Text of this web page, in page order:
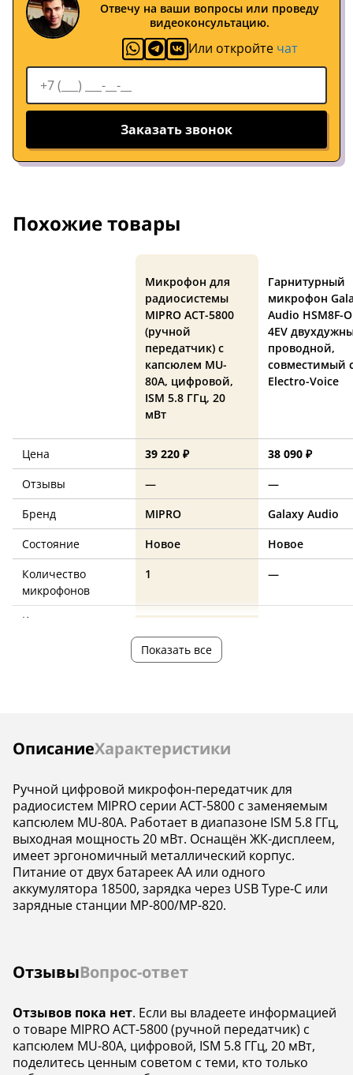
Отвечу на ваши вопросы или проведу
видеоконсультацию.
Или откройте чат
Заказать звонок
Похожие товары
Микрофон для
радиосистемы
MIPRO ACT-5800
(ручной
передатчик) с
капсюлем MU-
80A, цифровой,
ISM 5.8 ГГц, 20
мВт
Гарнитурный
микрофон
Audio HSM8F-
4EV
проводной,
совместимый
Electro-Voice
Цена 39 220 ₽
38 090 ₽
Отзывы
—
—
Бренд
MIPRO
Galaxy Audio
Состояние
Новое
Новое
Количество
микрофонов
1 —
Корпус металл
Показать все
ОписаниеХарактеристики
Инструкции
Ручной цифровой микрофон-передатчик для
радиосистем MIPRO серии ACT-5800 с заменяемым
капсюлем MU-80A. Работает в диапазоне ISM 5.8 ГГц,
выходная мощность 20 мВт. Оснащён ЖК-дисплеем,
имеет эргономичный металлический корпус.
Питание от двух батареек AA или одного
аккумулятора 18500, зарядка через USB Type-C или
зарядные станции MP-800/MP-820.
ОтзывыВопрос-ответ
Отзывов пока нет. Если вы владеете информацией
о товаре MIPRO ACT-5800 (ручной передатчик) с
капсюлем MU-80A, цифровой, ISM 5.8 ГГц, 20 мВт,
поделитесь ценным советом с теми, кто только